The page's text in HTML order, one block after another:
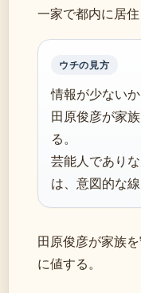
一家で都内に居住
ウチの見方
情報が少ないか
田原俊彦が家
る。
芸能人であり
は、意図的な
田原俊彦が家族
に値する。